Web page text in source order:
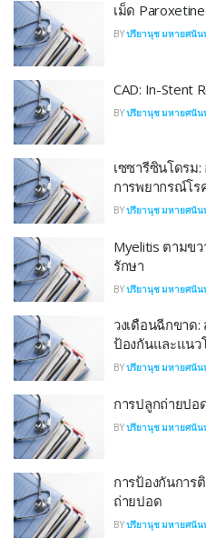
เม็ด Paroxetine
BYปรียานุช มหายศนัน
CAD: In-Stent
BYปรียานุช มหายศนัน
เซซารีซินโดรม:
การพยากรณ์โร
BYปรียานุช มหายศนัน
Myelitis ตามขว
รักษา
BYปรียานุช มหายศนัน
วงเดือนฉีกขาด:
ป้องกันและแนว
BYปรียานุช มหายศนัน
การปลูกถ่ายปอ
BYปรียานุช มหายศนัน
การป้องกันการ
ถ่ายปอด
BYปรียานุช มหายศนัน